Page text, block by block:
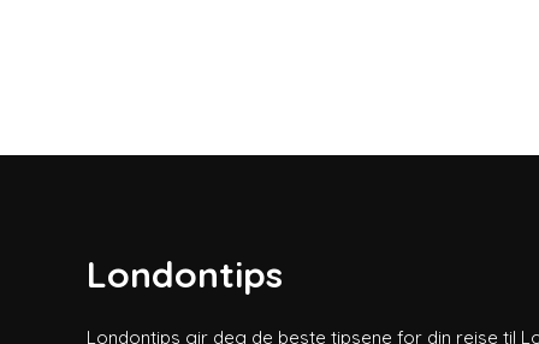
Londontips
Londontips gir deg de beste tipsene for din reise til